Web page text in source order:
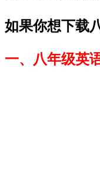
如果你想下载
一、八年级英